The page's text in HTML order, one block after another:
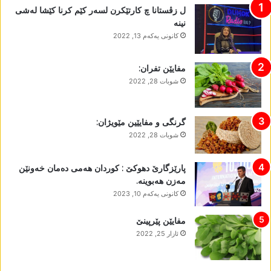
ل زڤستانا چ کارتێکرن لسەر کێم کرنا کێشا لەشی
نینە
كانونی یه‌كه‌م 13, 2022
مفایێن تفران:
شوبات 28, 2022
گرنگی و مفایێین مێویژان:
شوبات 28, 2022
پارێزگارێ دھوکێ : کوردان ھەمی دەمان خەونێن
مەزن ھەبوینە.
كانونی یه‌كه‌م 10, 2023
مفایێن پێرپینێ
ئازار 25, 2022